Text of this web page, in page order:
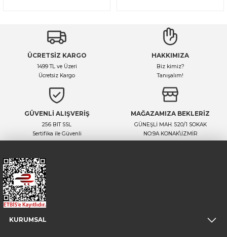
ÜCRETSİZ KARGO
1499 TL ve Üzeri
Ücretsiz Kargo
HAKKIMIZA
Biz kimiz?
Tanışalım!
GÜVENLİ ALIŞVERİŞ
256 BIT SSL
Sertifika ile Güvenli
MAĞAZAMIZA BEKLERİZ
GÜNEŞLİ MAH. 520/1 SOKAK
NO:9A KONAK\İZMİR
KURUMSAL